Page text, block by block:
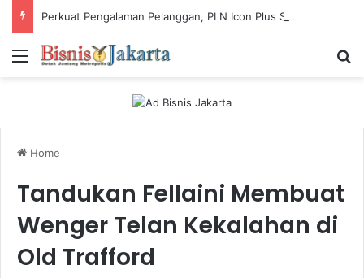
Menu
Home
Tandukan Fellaini Membuat
Wenger Telan Kekalahan di
Old Trafford